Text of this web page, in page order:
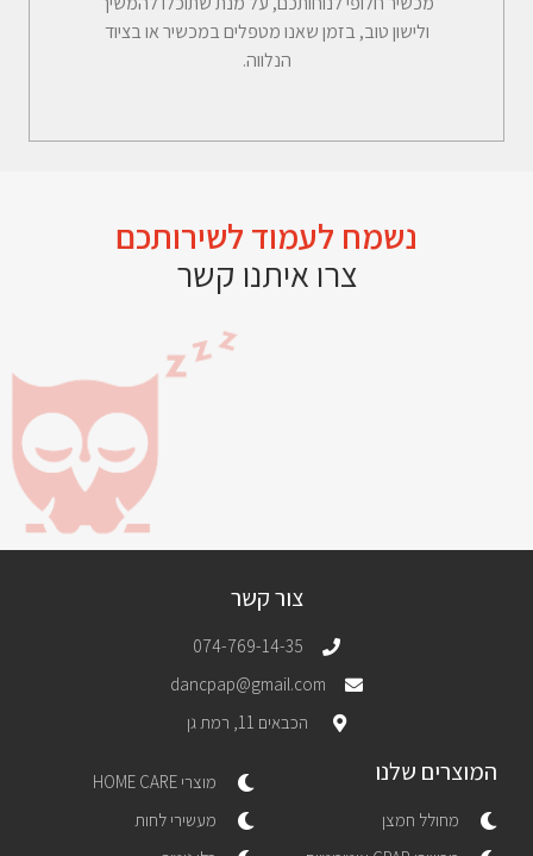
ולישון טוב, בזמן שאנו מטפלים במכשיר או בציוד
הנלווה.
נשמח לעמוד לשירותכם
צרו איתנו קשר
צור קשר
074-769-14-35
dancpap@gmail.com
הכבאים 11, רמת גן
המוצרים שלנו
מחולל חמצן
מוצרי HOME CARE
מעשירי לחות